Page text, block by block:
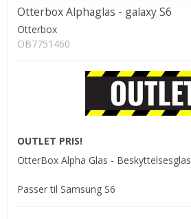
Otterbox Alphaglas - galaxy S6
Otterbox
OB7751460
OUTLET PRIS!
OtterBox Alpha Glas - Beskyttelsesglas
Passer til Samsung S6